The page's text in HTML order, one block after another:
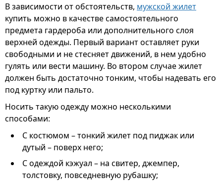
В зависимости от обстоятельств, мужской жилет
купить можно в качестве самостоятельного
предмета гардероба или дополнительного слоя
верхней одежды. Первый вариант оставляет руки
свободными и не стесняет движений, в нем удобно
гулять или вести машину. Во втором случае жилет
должен быть достаточно тонким, чтобы надевать его
под куртку или пальто.
Носить такую одежду можно несколькими
способами:
С костюмом – тонкий жилет под пиджак или
дутый – поверх него;
С одеждой кэжуал – на свитер, джемпер,
толстовку, повседневную рубашку;